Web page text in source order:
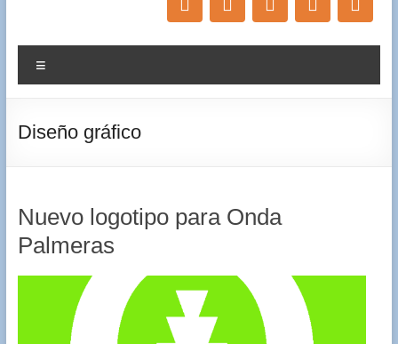
Diseño gráfico
Nuevo logotipo para Onda
Palmeras